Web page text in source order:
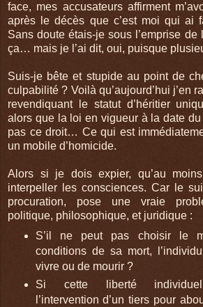
face, mes accusateurs affirment
après le décès que c’est moi qui ai
Sans doute étais-je sous l’emprise de
ça… mais je l’ai dit, oui, puisque
Suis-je bête et stupide au point de
culpabilité ? Voilà qu’aujourd’hui j’en
revendiquant le statut d’héritier
alors que la loi en vigueur à la date du
pas ce droit… Ce qui est
un mobile d’homicide.
Alors si je dois expier, qu’au
interpeller les consciences. Car le
procuration, pose une vraie
politique, philosophique, et juridique :
S’il ne peut pas choisir le
conditions de sa mort,
vivre ou de mourir ?
Si cette liberté
l’intervention d’un tiers pour